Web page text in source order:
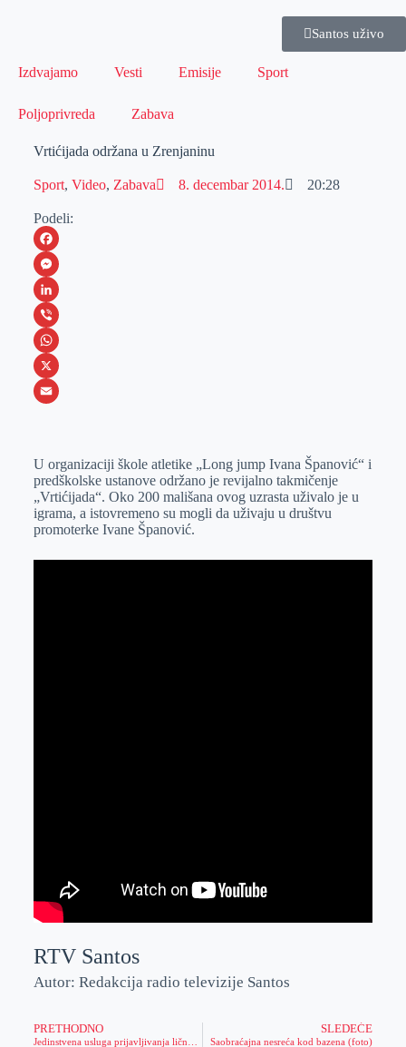
Santos uživo
Izdvajamo Vesti Emisije Sport
Poljoprivreda Zabava
Vrtićijada održana u Zrenjaninu
Sport, Video, Zabava 8. decembar 2014. 20:28
Podeli:
F
a
c
e
b
o
M
e
s
s
e
e
r
L
i
n
k
I
n
V
i
b
W
h
s
A
p
X
a
i
l
U organizaciji škole atletike „Long jump Ivana Španović“ i
predškolske ustanove održano je revijalno takmičenje
„Vrtićijada“. Oko 200 mališana ovog uzrasta uživalo je u
igrama, a istovremeno su mogli da uživaju u društvu
promoterke Ivane Španović.
RTV Santos
Autor: Redakcija radio televizije Santos
PRETHODNO SLEDEĆE
Saobraćajna nesreća kod bazena (foto)